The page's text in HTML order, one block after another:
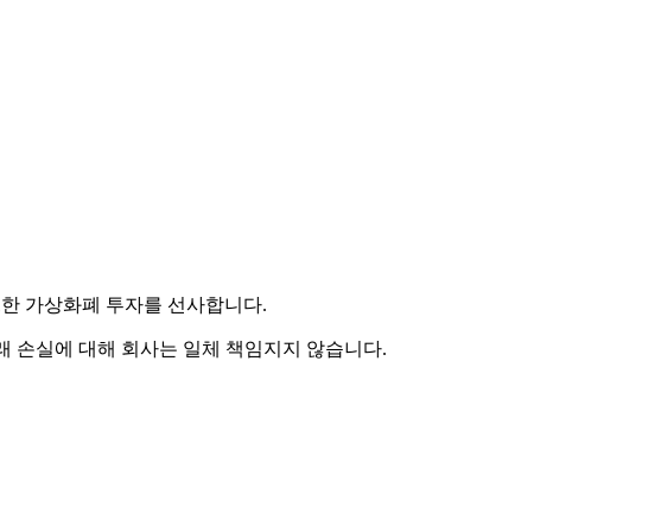
가상화폐 투자를 선사합니다.
손실에 대해 회사는 일체 책임지지 않습니다.